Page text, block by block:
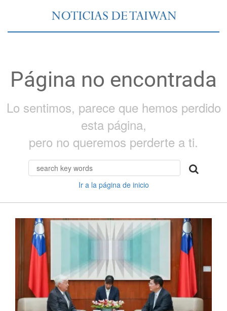
Página no encontrada
Lo sentimos, parece que hemos perdido
esta página,
pero no queremos perderte a ti.
Ir a la página de inicio